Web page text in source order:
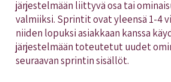
järjestelmään liittyvä osa tai
valmiiksi. Sprintit ovat yleensä 1-4
niiden lopuksi asiakkaan kanssa
järjestelmään toteutetut uudet
seuraavan sprintin sisällöt.